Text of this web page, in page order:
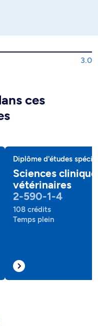
3.0
ces
Diplôme d'études
Sciences
vétérinaires
2-590-1-4
108 crédits
Temps plein